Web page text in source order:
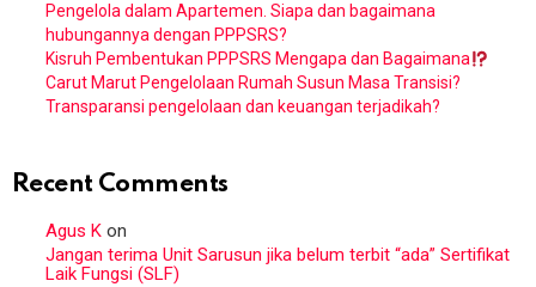
Pengelola dalam Apartemen. Siapa dan bagaimana
hubungannya dengan PPPSRS?
Kisruh Pembentukan PPPSRS Mengapa dan Bagaimana
Carut Marut Pengelolaan Rumah Susun Masa Transisi?
Transparansi pengelolaan dan keuangan terjadikah?
Recent Comments
Agus K on
Jangan terima Unit Sarusun jika belum terbit “ada” Sertifikat
Laik Fungsi (SLF)